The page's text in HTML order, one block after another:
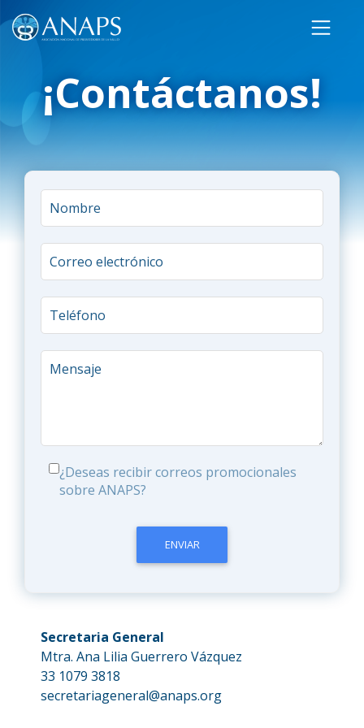
¡Contáctanos!
¿Deseas recibir correos promocionales
sobre ANAPS?
ENVIAR
Secretaria General
Mtra. Ana Lilia Guerrero Vázquez
33 1079 3818
secretariageneral@anaps.org